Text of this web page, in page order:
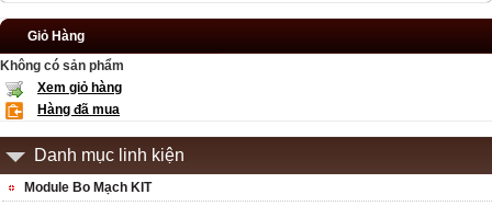
Giỏ Hàng
Không có sản phẩm
Xem giỏ hàng
Hàng đã mua
Danh mục linh kiện
Module Bo Mạch KIT